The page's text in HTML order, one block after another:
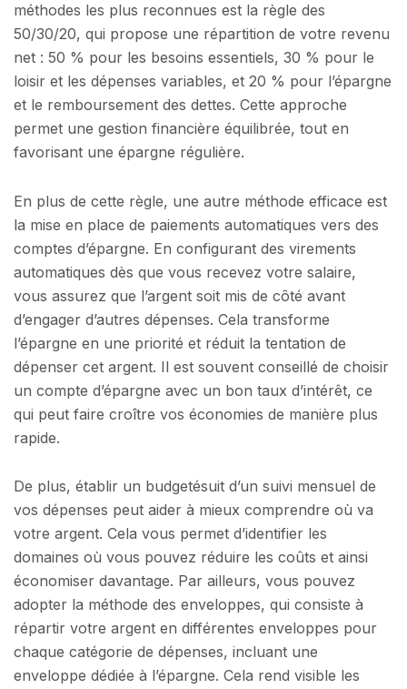
méthodes les plus reconnues est la règle des
50/30/20, qui propose une répartition de votre revenu
net : 50 % pour les besoins essentiels, 30 % pour le
loisir et les dépenses variables, et 20 % pour l’épargne
et le remboursement des dettes. Cette approche
permet une gestion financière équilibrée, tout en
favorisant une épargne régulière.
En plus de cette règle, une autre méthode efficace est
la mise en place de paiements automatiques vers des
comptes d’épargne. En configurant des virements
automatiques dès que vous recevez votre salaire,
vous assurez que l’argent soit mis de côté avant
d’engager d’autres dépenses. Cela transforme
l’épargne en une priorité et réduit la tentation de
dépenser cet argent. Il est souvent conseillé de choisir
un compte d’épargne avec un bon taux d’intérêt, ce
qui peut faire croître vos économies de manière plus
rapide.
De plus, établir un budgetésuit d’un suivi mensuel de
vos dépenses peut aider à mieux comprendre où va
votre argent. Cela vous permet d’identifier les
domaines où vous pouvez réduire les coûts et ainsi
économiser davantage. Par ailleurs, vous pouvez
adopter la méthode des enveloppes, qui consiste à
répartir votre argent en différentes enveloppes pour
chaque catégorie de dépenses, incluant une
enveloppe dédiée à l’épargne. Cela rend visible les